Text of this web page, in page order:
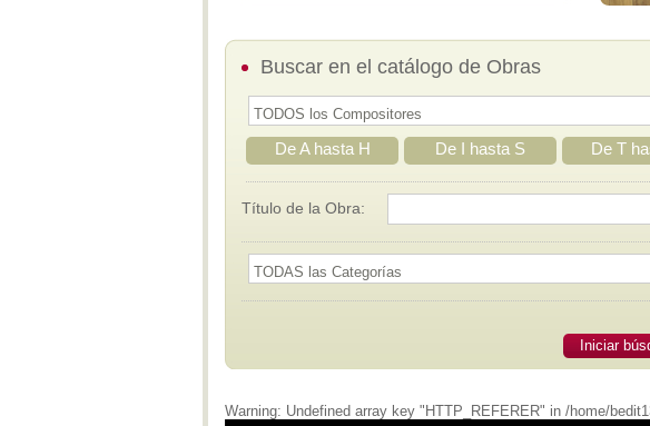
Buscar en el catálogo de Obras
De A hasta H De I hasta S De T
Título de la Obra:
Iniciar
Warning: Undefined array key "HTTP_REFERER" in /home/